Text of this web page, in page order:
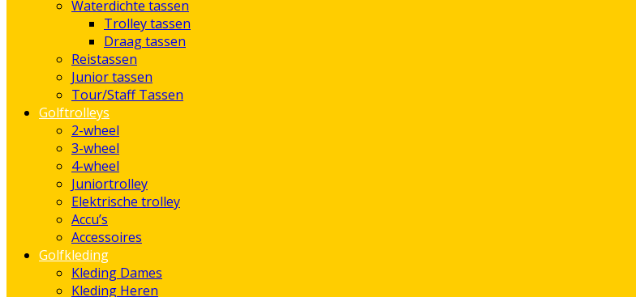
Waterdichte tassen
Trolley tassen
Draag tassen
Reistassen
Junior tassen
Tour/Staff Tassen
Golftrolleys
2-wheel
3-wheel
4-wheel
Juniortrolley
Elektrische trolley
Accu’s
Accessoires
Golfkleding
Kleding Dames
Kleding Heren